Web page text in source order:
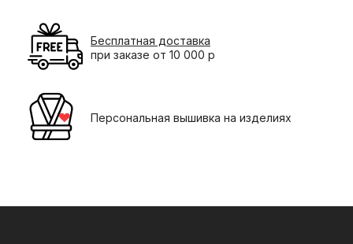
Бесплатная доставка
при заказе от 10 000 р
Персональная вышивка на изделиях